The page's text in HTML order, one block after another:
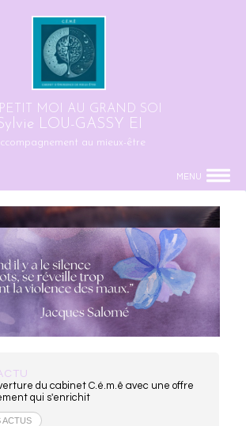
MOI AU GRAND SOI
LOU-GASSY EI
au mieux-être
MENU
du cabinet C.é.m.ê avec une offre
qui s'enrichit
ACTUS